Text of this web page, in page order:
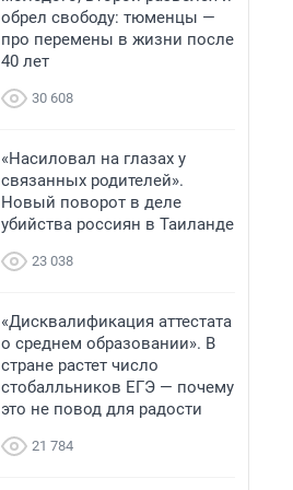
обрел свободу: тюменцы —
про перемены в жизни после
40 лет
30 608
«Насиловал на глазах у
связанных родителей».
Новый поворот в деле
убийства россиян в Таиланде
23 038
«Дисквалификация аттестата
о среднем образовании». В
стране растет число
стобалльников ЕГЭ — почему
это не повод для радости
21 784